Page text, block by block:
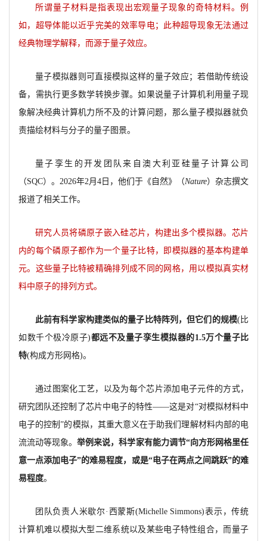
所谓量子材料是指表现出宏观量子现象的奇特材料。例
如，超导体能以近乎完美的效率导电；此种超导现象无法通过
经典物理学解释，而源于量子效应。
量子模拟器则可直接模拟这样的量子效应；若借助传统设
备，需执行更多数学转换步骤。如果说量子计算机利用量子现
象解决经典计算机力所不及的计算问题，那么量子模拟器就负
责描绘材料与分子的量子图景。
量子孪生的开发团队来自澳大利亚硅量子计算公司
（SQC）。2026年2月4日，他们于《自然》（Nature）杂志撰文
报道了相关工作。
研究人员将磷原子嵌入硅芯片，构建出多个模拟器。芯片
内的每个磷原子都作为一个量子比特，即模拟器的基本构建单
元。这些量子比特被精确排列成不同的网格，用以模拟真实材
料中原子的排列方式。
此前有科学家构建类似的量子比特阵列，但它们的规模(比
如数千个极冷原子)都远不及量子孪生模拟器的1.5万个量子比
特(构成方形网格)。
通过图案化工艺，以及为每个芯片添加电子元件的方式，
研究团队还控制了芯片中电子的特性——这是对“对模拟材料中
电子的控制”的模拟，其重大意义在于助我们理解材料内部的电
流流动等现象。举例来说，科学家有能力调节“向方形网格里任
意一点添加电子”的难易程度，或是“电子在两点之间跳跃”的难
易程度。
团队负责人米歇尔·西蒙斯(Michelle Simmons)表示，传统
计算机难以模拟大型二维系统以及某些电子特性组合，而量子